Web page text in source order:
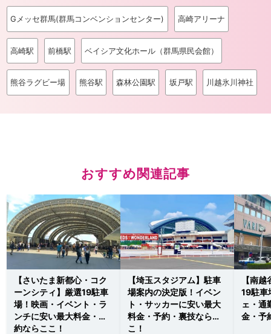
Gメッセ群馬(群馬コンベンションセンター) 高崎アリーナ
高崎駅 前橋駅 ベイシア文化ホール（群馬県民会館）
熊谷ラグビー場 熊谷駅 森林公園駅 坂戸駅 川越氷川神社
おすすめ関連記事
【さいたま新都心・コク
ーンシティ】厳選19駐車
場！映画・イベント・ラ
ンチに安い最大料金・予
約ならここ！
【埼玉スタジアム】駐車
場案内の決定版！イベン
ト・サッカーに安い最大
料金・予約・裏技ならこ
こ！
【南
19駐車
ェ・通
金・予